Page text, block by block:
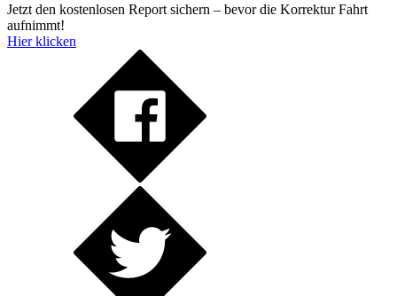
Jetzt den kostenlosen Report sichern – bevor die Korrektur Fahrt
aufnimmt!
Hier klicken